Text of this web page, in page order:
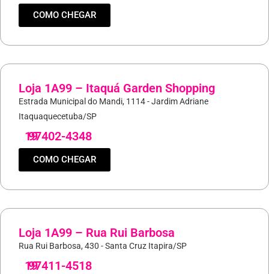
COMO CHEGAR
Loja 1A99 – Itaquá Garden Shopping
Estrada Municipal do Mandi, 1114 - Jardim Adriane
Itaquaquecetuba/SP
19
97402-4348
COMO CHEGAR
Loja 1A99 – Rua Rui Barbosa
Rua Rui Barbosa, 430 - Santa Cruz Itapira/SP
19
97411-4518